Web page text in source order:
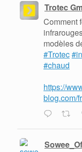
Trotec
Comment
modèles
#Trotec
#chaud
https://
blog.com/